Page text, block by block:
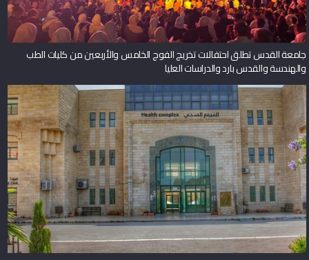
جامعة القدس تطلق احتفالات تخريج الفوج الخامس والأربعين من كليات الطب
والهندسة والقدس بارد والدراسات العليا